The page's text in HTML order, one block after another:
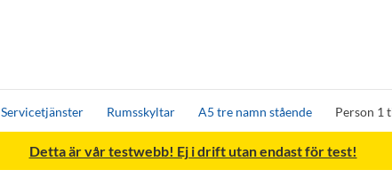
Servicetjänster Rumsskyltar A5 tre namn stående Person 1
Detta är vår testwebb! Ej i drift utan endast för test!